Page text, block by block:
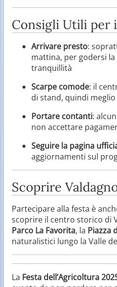
Consigli Utili per
Arrivare presto:
mattina, per godersi
tranquillità
Scarpe comode: il
di stand, quindi
Portare contanti:
non accettare
Seguire la pagina
aggiornamenti sul
Scoprire
Partecipare alla festa è
scoprire il centro storico di
Parco La Favorita, la Piazza
naturalistici lungo la Valle
La Festa dell’Agricoltura